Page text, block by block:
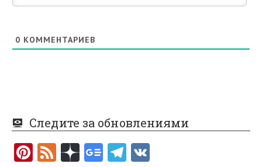
0 КОММЕНТАРИЕВ
Следите за обновлениями
Pi F